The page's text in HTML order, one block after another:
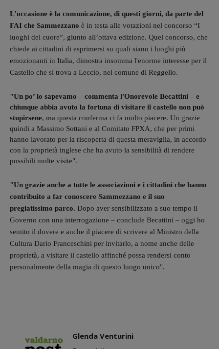
L’occasione è la comunicazione, di questi giorni, da parte del
FAI che Sammezzano è in testa alle votazioni nel concorso “I
luoghi del cuore”, giunto all’ottava edizione. Quel concorso, che
chiede ai cittadini di esprimersi su quali siano i luoghi più
emozionanti in Italia, dimostra insomma l'enorme interesse per il
Castello che si trova a Leccio, nel comune di Reggello.
"Un po’ lo sapevamo – commenta l'Onorevole Becattini – e
chiunque abbia avuto la fortuna di visitare il castello non può
stupirsene, ma questa conferma ci fa molto piacere. Un grazie
quindi a Massimo Sottani e al Comitato FPXA, che per primi
hanno lavorato per la riscoperta di questa meraviglia, in accordo
con la proprietà inglese che ha avuto la sensibilità di rendere
possibili molte visite".
"Un grazie anche a tutte le associazioni e i cittadini che hanno
contribuito a far conoscere Sammezzano e il suo
pregiatissimo parco. Dopo aver sensibilizzato a suo tempo il
Governo con una interrogazione – conclude Becattini – oggi ho
sentito il dovere e anche il piacere di scrivere al Ministro della
Cultura Dario Franceschini per invitarlo, a nome anche delle
proprietà, a visitare il castello affinché possa rendersi conto
personalmente della magia di questo luogo unico".
Glenda Venturini